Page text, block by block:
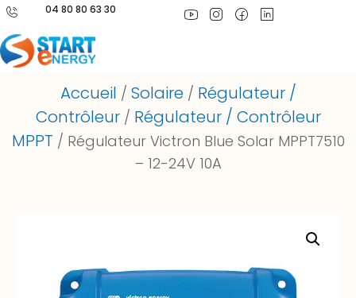
04 80 80 63 30
Accueil / Solaire/ Régulateur /
Contrôleur/ Régulateur / Contrôleur
MPPT / Régulateur Victron Blue Solar MPPT7510
– 12-24V 10A